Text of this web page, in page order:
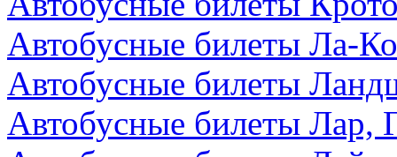
Автобусные билеты Ла-
Автобусные билеты
Автобусные билеты Лар,